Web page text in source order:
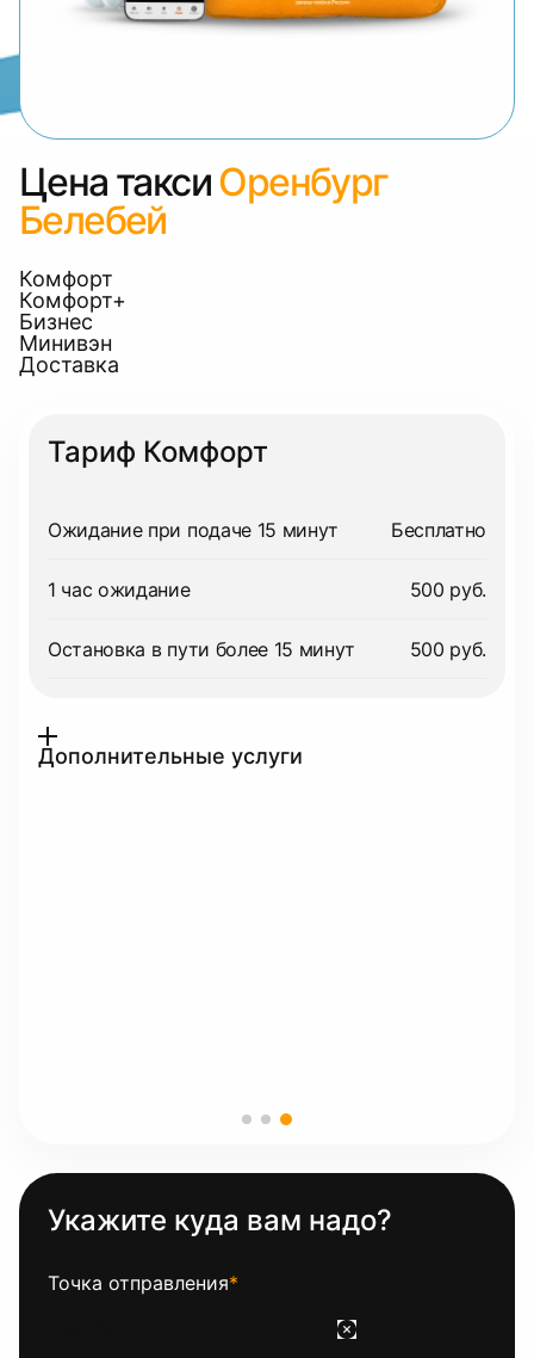
Цена таксиОренбург
Белебей
Комфорт
Комфорт+
Бизнес
Минивэн
Доставка
Тариф Комфорт
Ожидание при подаче 15 минут Бесплатно
1 час ожидание 500 руб.
Остановка в пути более 15 минут 500 руб.
Дополнительные услуги
Укажите куда вам надо?
Точка отправления*